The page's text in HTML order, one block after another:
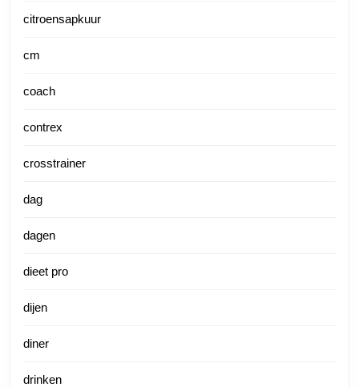
citroensapkuur
cm
coach
contrex
crosstrainer
dag
dagen
dieet pro
dijen
diner
drinken